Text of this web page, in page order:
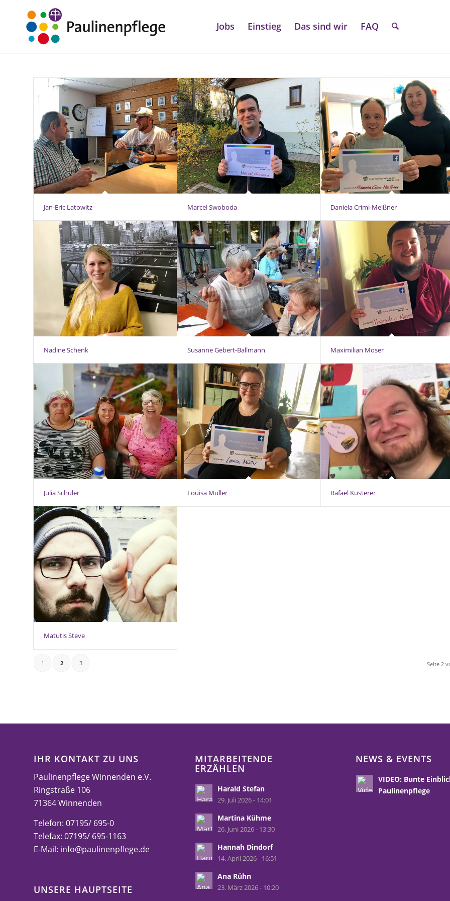
Jobs Einstieg Das sind wir FAQ
Jan-Eric Latowitz Marcel Swoboda Daniela Crimi-Meißner
Nadine Schenk Susanne Gebert-Ballmann Maximilian Moser
Julia Schüler Louisa Müller Rafael Kusterer
Matutis Steve
Seite 2
1 2 3
IHR KONTAKT ZU UNS
Paulinenpflege Winnenden e.V.
Ringstraße 106
71364 Winnenden
Telefon: 07195/ 695-0
Telefax: 07195/ 695-1163
E-Mail: info@paulinenpflege.de
UNSERE HAUPTSEITE
MITARBEITENDE
ERZÄHLEN
Harald Stefan
29. Juli 2026 - 14:01
Martina Kühme
26. Juni 2026 - 13:30
Hannah Dindorf
14. April 2026 - 16:51
Ana Rühn
23. März 2026 - 10:20
NEWS & EVENTS
VIDEO: Bunte
Paulinenpflege